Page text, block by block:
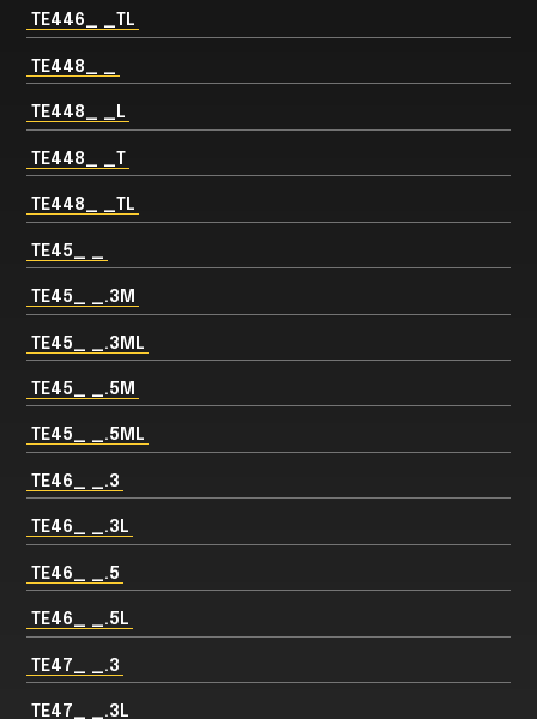
TE446_ _TL
TE448_ _
TE448_ _L
TE448_ _T
TE448_ _TL
TE45_ _
TE45_ _.3M
TE45_ _.3ML
TE45_ _.5M
TE45_ _.5ML
TE46_ _.3
TE46_ _.3L
TE46_ _.5
TE46_ _.5L
TE47_ _.3
TE47_ _.3L